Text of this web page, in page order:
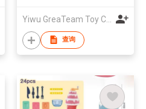
查询